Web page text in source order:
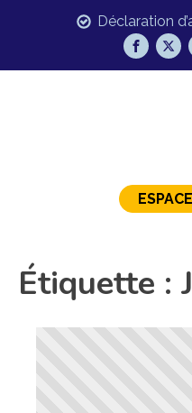
Déclaration
Étiquette :